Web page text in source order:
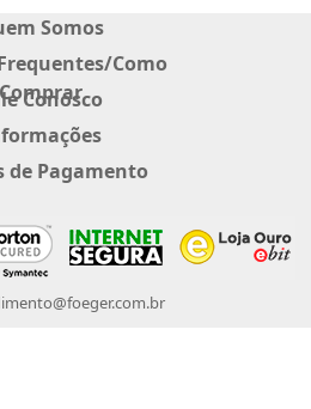
Somos
Como
Comprar
Conosco
de Pagamento